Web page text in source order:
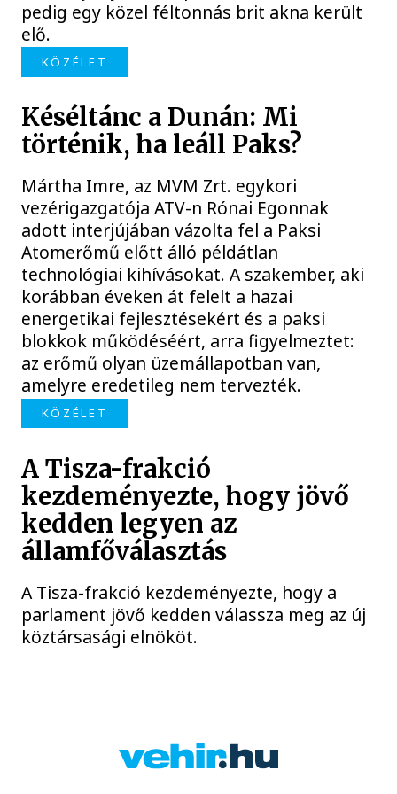
pedig egy közel féltonnás brit akna került
elő.
KÖZÉLET
Késéltánc a Dunán: Mi
történik, ha leáll Paks?
Mártha Imre, az MVM Zrt. egykori
vezérigazgatója ATV-n Rónai Egonnak
adott interjújában vázolta fel a Paksi
Atomerőmű előtt álló példátlan
technológiai kihívásokat. A szakember, aki
korábban éveken át felelt a hazai
energetikai fejlesztésekért és a paksi
blokkok működéséért, arra figyelmeztet:
az erőmű olyan üzemállapotban van,
amelyre eredetileg nem tervezték.
KÖZÉLET
A Tisza-frakció
kezdeményezte, hogy jövő
kedden legyen az
államfőválasztás
A Tisza-frakció kezdeményezte, hogy a
parlament jövő kedden válassza meg az új
köztársasági elnököt.